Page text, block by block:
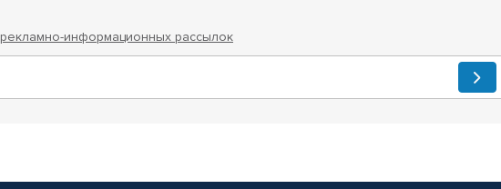
рекламно-информационных рассылок